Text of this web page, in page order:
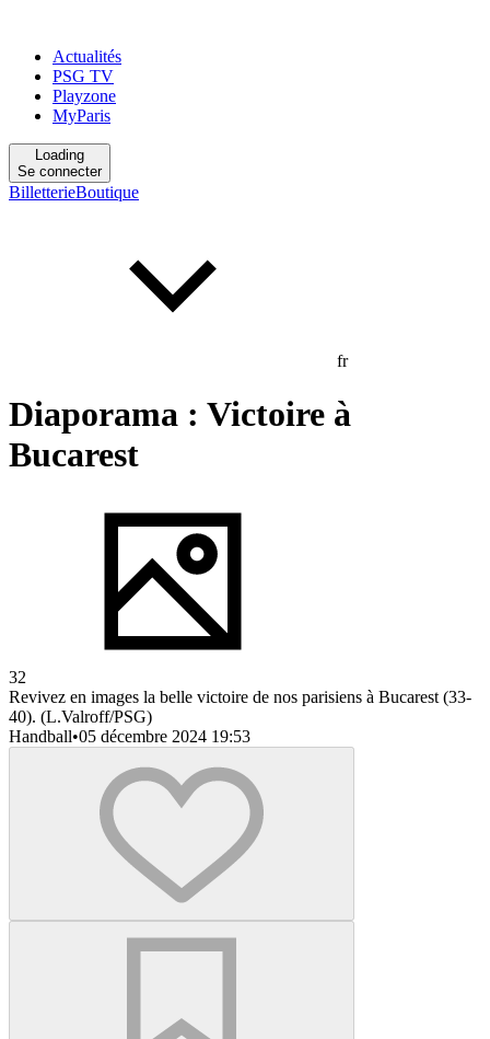
Actualités
PSG TV
Playzone
MyParis
Loading
Se connecter
BilletterieBoutique
fr
Diaporama : Victoire à
Bucarest
32
Revivez en images la belle victoire de nos parisiens à Bucarest (33-
40). (L.Valroff/PSG)
Handball•05 décembre 2024 19:53